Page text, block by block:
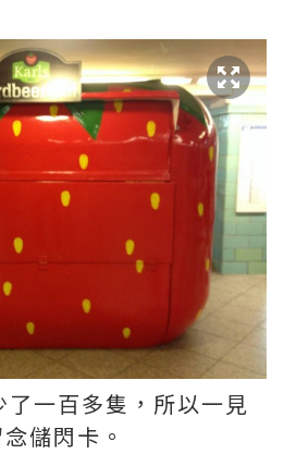
一百多隻，所以一見
儲閃卡。